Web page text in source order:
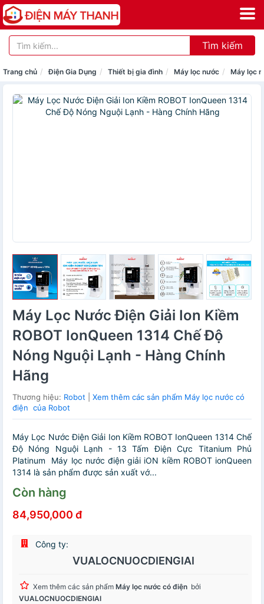
Tìm kiếm
Trang chủ Điện Gia Dụng Thiết bị gia đình Máy lọc nước Máy lọc
Máy Lọc Nước Điện Giải Ion Kiềm
ROBOT IonQueen 1314 Chế Độ
Nóng Nguội Lạnh - Hàng Chính
Hãng
Thương hiệu: Robot
Xem thêm các sản phẩm Máy lọc nước có
điện của Robot
Máy Lọc Nước Điện Giải Ion Kiềm ROBOT IonQueen 1314 Chế
Độ Nóng Nguội Lạnh - 13 Tấm Điện Cực Titanium Phủ
Platinum Máy lọc nước điện giải iON kiềm ROBOT ionQueen
1314 là sản phẩm được sản xuất vớ...
Còn hàng
84,950,000 đ
Công ty:
VUALOCNUOCDIENGIAI
Xem thêm các sản phẩm Máy lọc nước có điện bởi
VUALOCNUOCDIENGIAI